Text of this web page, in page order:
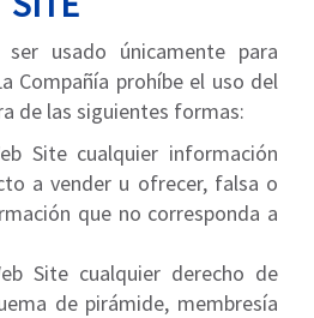
usado únicamente para
Compañía prohíbe el uso del
de las siguientes formas:
Site cualquier información
a vender u ofrecer, falsa o
que no corresponda a
Site cualquier derecho de
de pirámide, membresía